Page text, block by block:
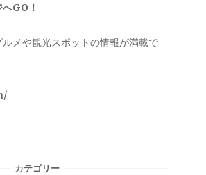
GO！
メや観光スポットの情報が満載で
カテゴリー